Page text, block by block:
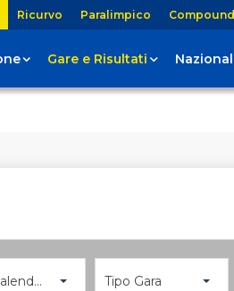
Ricurvo Paralimpico Compound
Gare e Risultati
Tipo Calendario Tipo Gara